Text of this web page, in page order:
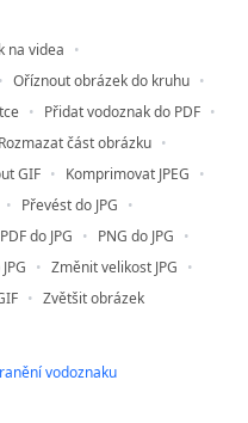
na videa
Oříznout obrázek do kruhu
Přidat vodoznak do PDF
Rozmazat část obrázku
GIF
Komprimovat JPEG
Převést do JPG
PDF do JPG
PNG do JPG
Změnit velikost JPG
Zvětšit obrázek
vodoznaku